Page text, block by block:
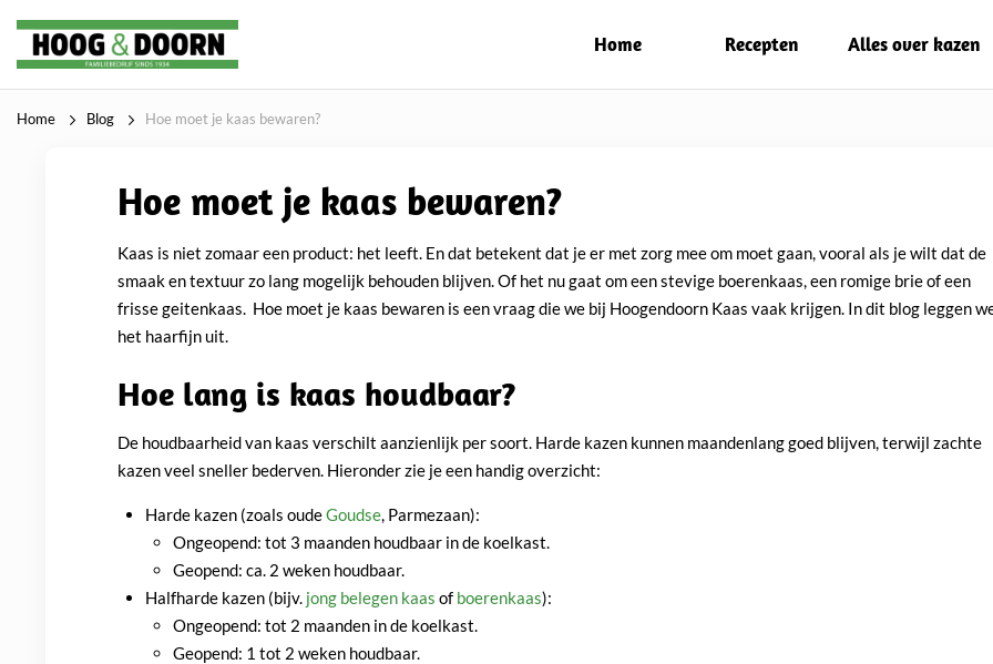
Home Recepten Alles over kazen
Home Blog Hoe moet je kaas bewaren?
Hoe moet je kaas bewaren?
Kaas is niet zomaar een product: het leeft. En dat betekent dat je er met zorg mee om moet gaan, vooral als je wilt dat de
smaak en textuur zo lang mogelijk behouden blijven. Of het nu gaat om een stevige boerenkaas, een romige brie of een
frisse geitenkaas. Hoe moet je kaas bewaren is een vraag die we bij Hoogendoorn Kaas vaak krijgen. In dit blog leggen
het haarfijn uit.
Hoe lang is kaas houdbaar?
De houdbaarheid van kaas verschilt aanzienlijk per soort. Harde kazen kunnen maandenlang goed blijven, terwijl zachte
kazen veel sneller bederven. Hieronder zie je een handig overzicht:
Harde kazen (zoals oudeGoudse, Parmezaan):
Ongeopend: tot 3 maanden houdbaar in de koelkast.
Geopend: ca. 2 weken houdbaar.
Halfharde kazen (bijv. jong belegen kaas of boerenkaas):
Ongeopend: tot 2 maanden in de koelkast.
Geopend: 1 tot 2 weken houdbaar.